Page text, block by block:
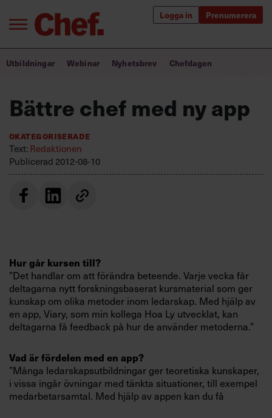
Logga in Prenumerera
Kundservice
Villkor och policy för
personuppgiftsbehandling
Sök
Bra ledare förändrar världen
Utbildning för ledare
Chefakademin+
Populära utbildningar
Utbildningar Webinar Nyhetsbrev Chefdagen
Bättre chef med ny app
Okategoriserade
Text: Redaktionen
Publicerad 2012-08-10
Hur går kursen till?
”Det handlar om att förändra beteende. Varje vecka får
deltagarna nytt forskningsbaserat kursmaterial som ger
kunskap om olika metoder inom ledarskap. Med hjälp av
en app, Viary, som min kollega Hoa Ly utvecklat, kan
deltagarna få feedback på hur de använder metoderna.”
Vad är fördelen med en app?
”Många ledarskapsutbildningar ger teoretiska kunskaper,
i vissa ingår övningar med tänkta situationer, till exempel
medarbetarsamtal. Med hjälp av appen kan du få